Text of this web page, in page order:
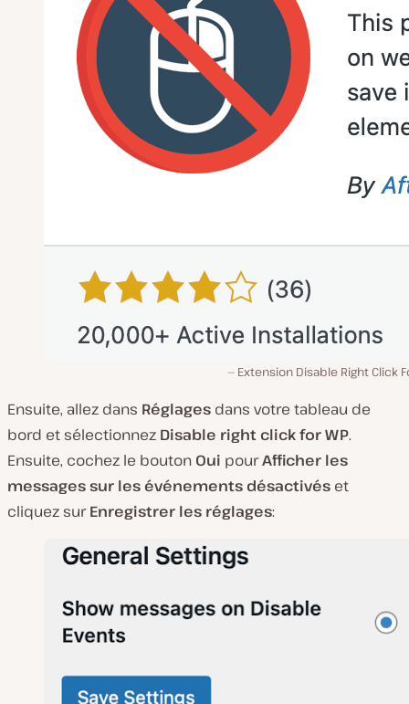
Extension Disable Right Click
Ensuite, allez dans Réglages dans votre tableau de
bord et sélectionnez Disable right click for WP.
Ensuite, cochez le bouton Oui pourAfficher les
messages sur les événements désactivés et
cliquez surEnregistrer les réglages: